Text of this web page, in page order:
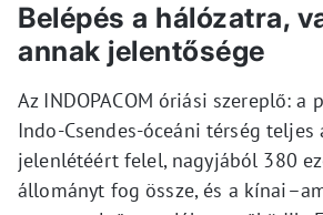
Belépés a hálózatra,
annak jelentősége
Az INDOPACOM óriási szereplő: a
Indo-Csendes-óceáni térség
jelenlétéért felel, nagyjából 380
állományt fog össze, és a